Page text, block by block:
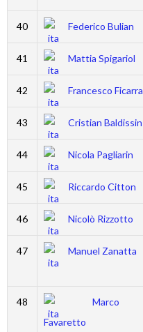
40 Federico Bulian
41 Mattia Spigariol
42 Francesco Ficarra
43 Cristian Baldissin
44 Nicola Pagliarin
45 Riccardo Citton
46 Nicolò Rizzotto
47 Manuel Zanatta
48
Marco
Favaretto